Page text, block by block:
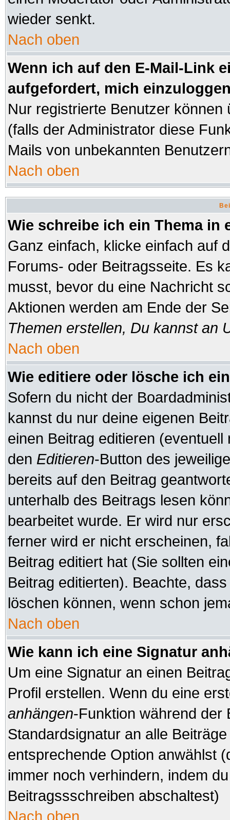
wieder senkt.
Nach oben
Wenn ich auf den E-Mail-Link
aufgefordert, mich
Nur registrierte Benutzer
(falls der Administrator diese
Mails von unbekannten
Nach oben
Wie schreibe ich ein Thema in
Ganz einfach, klicke einfach auf
Forums- oder Beitragsseite. Es
musst, bevor du eine Nachricht
Aktionen werden am Ende der
Themen erstellen, Du kannst an
Nach oben
Wie editiere oder lösche ich
Sofern du nicht der
kannst du nur deine eigenen
einen Beitrag editieren
den Editieren-Button des
bereits auf den Beitrag
unterhalb des Beitrags lesen
bearbeitet wurde. Er wird nur
ferner wird er nicht erscheinen,
Beitrag editiert hat (Sie sollten
Beitrag editierten). Beachte,
löschen können, wenn schon
Nach oben
Wie kann ich eine Signatur
Um eine Signatur an einen
Profil erstellen. Wenn du eine
anhängen-Funktion während der
Standardsignatur an alle
entsprechende Option anwählst
immer noch verhindern, indem
Beitragssschreiben abschaltest)
Nach oben